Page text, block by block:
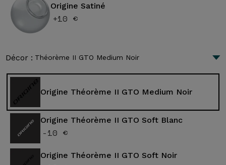
Origine Satiné
+10 €
Décor : Théorème II GTO Medium Noir
Origine Théorème II GTO Medium Noir
Origine Théorème II GTO Soft Blanc
-10 €
Origine Théorème II GTO Soft Noir